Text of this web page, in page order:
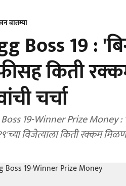
बातम्या
Boss 19 :
किती
चर्चा
19-Winner Prize Money :
विजेत्याला किती रक्कम